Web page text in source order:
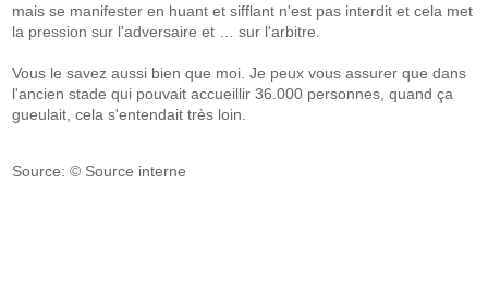
mais se manifester en huant et sifflant n'est pas interdit et cela met
la pression sur l'adversaire et … sur l'arbitre.
Vous le savez aussi bien que moi. Je peux vous assurer que dans
l'ancien stade qui pouvait accueillir 36.000 personnes, quand ça
gueulait, cela s'entendait très loin.
Source: © Source interne